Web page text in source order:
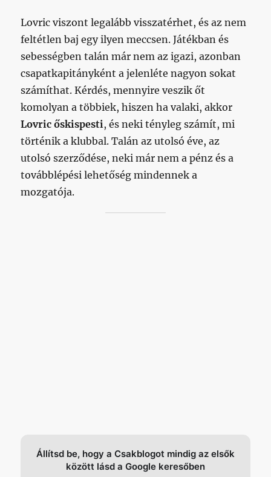
Lovric viszont legalább visszatérhet, és az nem
feltétlen baj egy ilyen meccsen. Játékban és
sebességben talán már nem az igazi, azonban
csapatkapitányként a jelenléte nagyon sokat
számíthat. Kérdés, mennyire veszik őt
komolyan a többiek, hiszen ha valaki, akkor
Lovric őskispesti , és neki tényleg számít, mi
történik a klubbal. Talán az utolsó éve, az
utolsó szerződése, neki már nem a pénz és a
továbblépési lehetőség mindennek a
mozgatója.
Állítsd be, hogy a Csakblogot mindig az elsők
között lásd a Google keresőben